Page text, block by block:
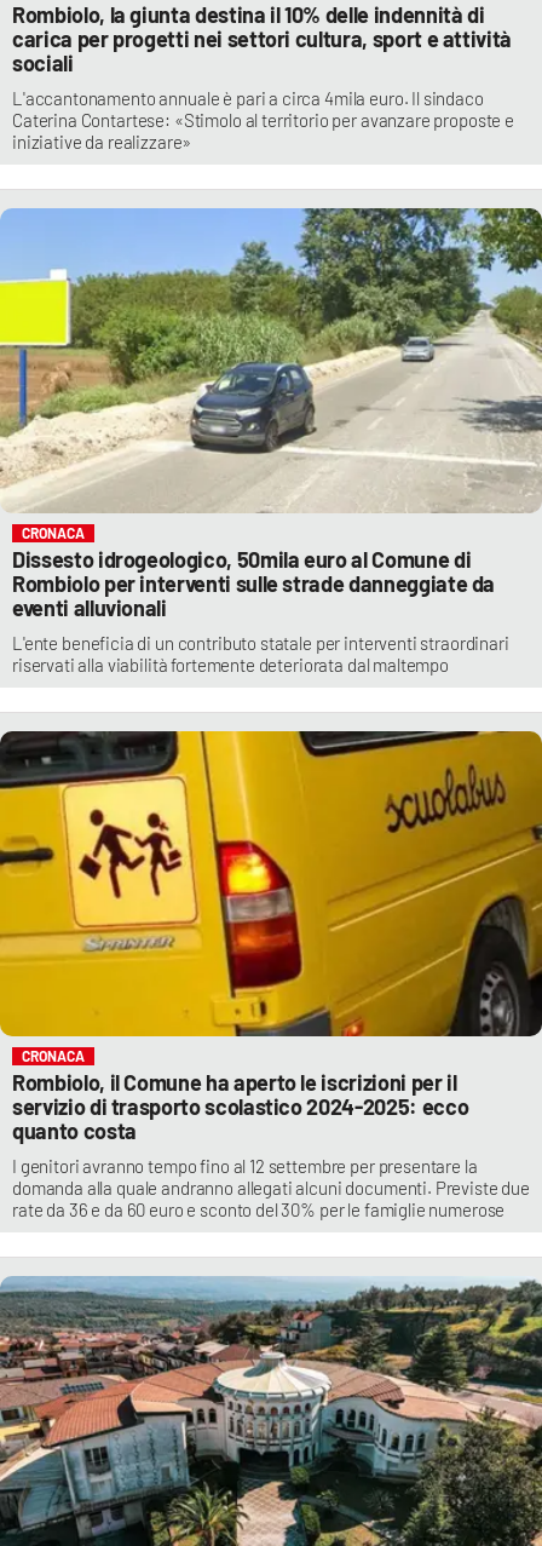
Rombiolo, la giunta destina il 10% delle indennità di
carica per progetti nei settori cultura, sport e attività
sociali
L'accantonamento annuale è pari a circa 4mila euro. Il sindaco
Caterina Contartese: «Stimolo al territorio per avanzare proposte e
iniziative da realizzare»
CRONACA
Dissesto idrogeologico, 50mila euro al Comune di
Rombiolo per interventi sulle strade danneggiate da
eventi alluvionali
L'ente beneficia di un contributo statale per interventi straordinari
riservati alla viabilità fortemente deteriorata dal maltempo
CRONACA
Rombiolo, il Comune ha aperto le iscrizioni per il
servizio di trasporto scolastico 2024-2025: ecco
quanto costa
I genitori avranno tempo fino al 12 settembre per presentare la
domanda alla quale andranno allegati alcuni documenti. Previste due
rate da 36 e da 60 euro e sconto del 30% per le famiglie numerose